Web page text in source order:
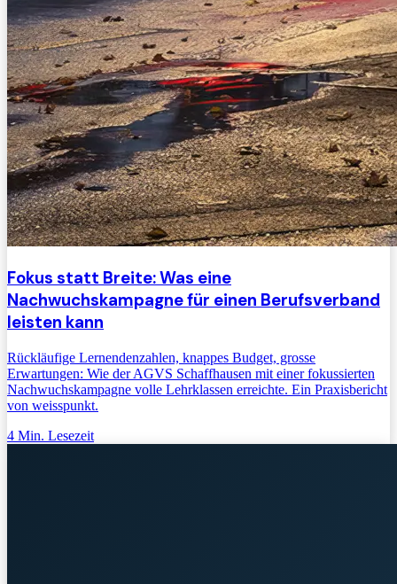
Fokus statt Breite: Was eine
Nachwuchskampagne für einen Berufsverband
leisten kann
Rückläufige Lernendenzahlen, knappes Budget, grosse
Erwartungen: Wie der AGVS Schaffhausen mit einer fokussierten
Nachwuchskampagne volle Lehrklassen erreichte. Ein Praxisbericht
von weisspunkt.
4 Min. Lesezeit